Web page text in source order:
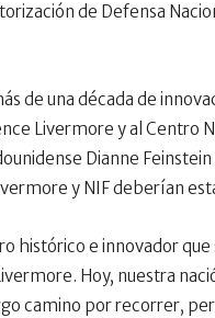
de Defensa
de una década de
Livermore y al Centro
Dianne
y NIF deberían
histórico e innovador
Hoy, nuestra
camino por recorrer,